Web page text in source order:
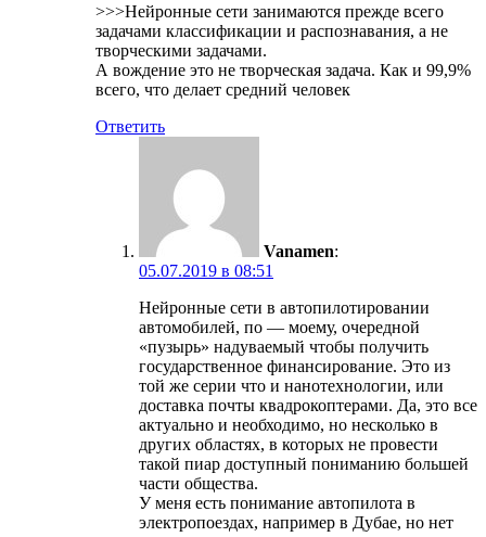
>>>Нейронные сети занимаются прежде всего
задачами классификации и распознавания, а не
творческими задачами.
А вождение это не творческая задача. Как и 99,9%
всего, что делает средний человек
Ответить
Vanamen:
05.07.2019 в 08:51
Нейронные сети в автопилотировании
автомобилей, по — моему, очередной
«пузырь» надуваемый чтобы получить
государственное финансирование. Это из
той же серии что и нанотехнологии, или
доставка почты квадрокоптерами. Да, это все
актуально и необходимо, но несколько в
других областях, в которых не провести
такой пиар доступный пониманию большей
части общества.
У меня есть понимание автопилота в
электропоездах, например в Дубае, но нет